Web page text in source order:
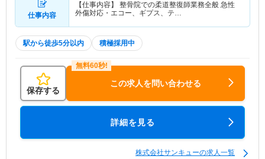
仕事内容
【仕事内容】 整骨院での柔道整復師業務全般 急性
外傷対応・エコー、ギプス、テ…
駅から徒歩5分以内 積極採用中
保存する
この求人を問い合わせる
詳細を見る
株式会社サンキューの求人一覧